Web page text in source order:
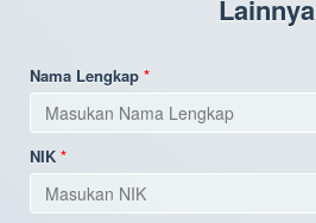
Lainnya
Nama Lengkap
NIK